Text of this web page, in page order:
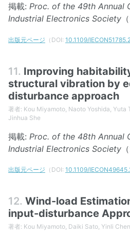
掲載: Proc. of the 49th Annual
Industrial Electronics Society
出版元ページ （DOI: 10.1109/
11. Improving
structural vibration by
disturbance approach
著者: Kou Miyamoto, Naoto Yoshida, Yuta
Jinhua She
掲載: Proc. of the 48th Annual
Industrial Electronics Society
出版元ページ （DOI: 10.1109/
12. Wind-load
input-disturbance
著者: Kou Miyamoto, Daiki Sato, Yinli